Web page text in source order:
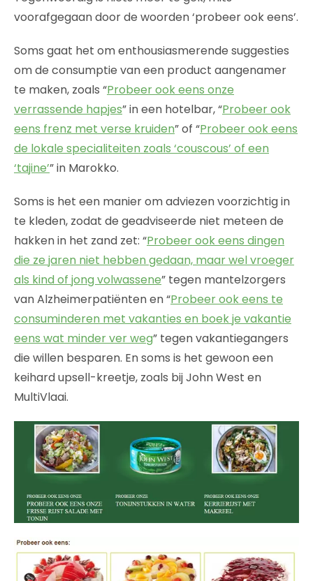
voorafgegaan door de woorden ‘probeer ook eens’.
Soms gaat het om enthousiasmerende suggesties
om de consumptie van een product aangenamer
te maken, zoals “Probeer ook eens onze
verrassende hapjes” in een hotelbar, “Probeer ook
eens frenz met verse kruiden” of “Probeer ook eens
de lokale specialiteiten zoals ‘couscous’ of een
‘tajine’” in Marokko.
Soms is het een manier om adviezen voorzichtig in
te kleden, zodat de geadviseerde niet meteen de
hakken in het zand zet: “Probeer ook eens dingen
die ze jaren niet hebben gedaan, maar wel vroeger
als kind of jong volwassene” tegen mantelzorgers
van Alzheimerpatiënten en “Probeer ook eens te
consuminderen met vakanties en boek je vakantie
eens wat minder ver weg” tegen vakantiegangers
die willen besparen. En soms is het gewoon een
keihard upsell-kreetje, zoals bij John West en
MultiVlaai.